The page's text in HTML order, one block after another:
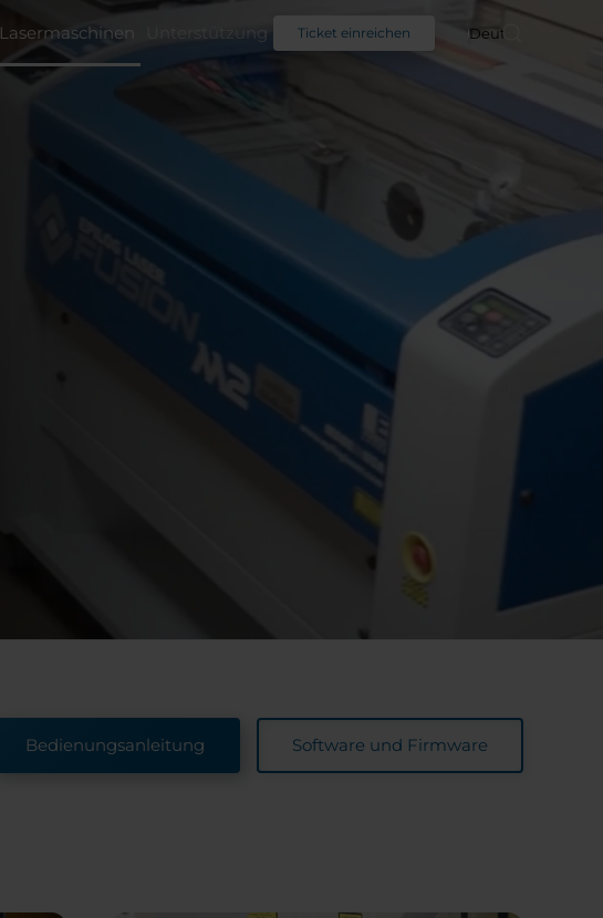
Lasermaschinen Unterstützung Ticket einreichen Deutsch
Bedienungsanleitung Software und Firmware